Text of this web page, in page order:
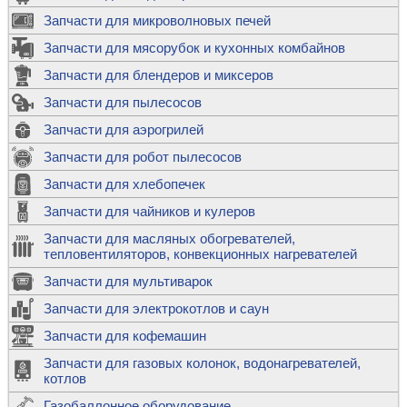
Запчасти для микроволновых печей
Запчасти для мясорубок и кухонных комбайнов
Запчасти для блендеров и миксеров
Запчасти для пылесосов
Запчасти для аэрогрилей
Запчасти для робот пылесосов
Запчасти для хлебопечек
Запчасти для чайников и кулеров
Запчасти для масляных обогревателей,
тепловентиляторов, конвекционных нагревателей
Запчасти для мультиварок
Запчасти для электрокотлов и саун
Запчасти для кофемашин
Запчасти для газовых колонок, водонагревателей,
котлов